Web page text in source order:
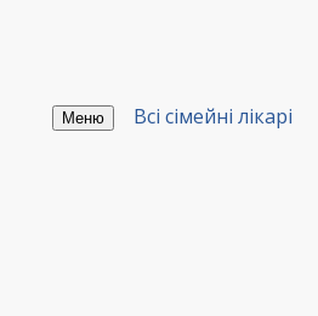
Меню Всі сімейні лікарі